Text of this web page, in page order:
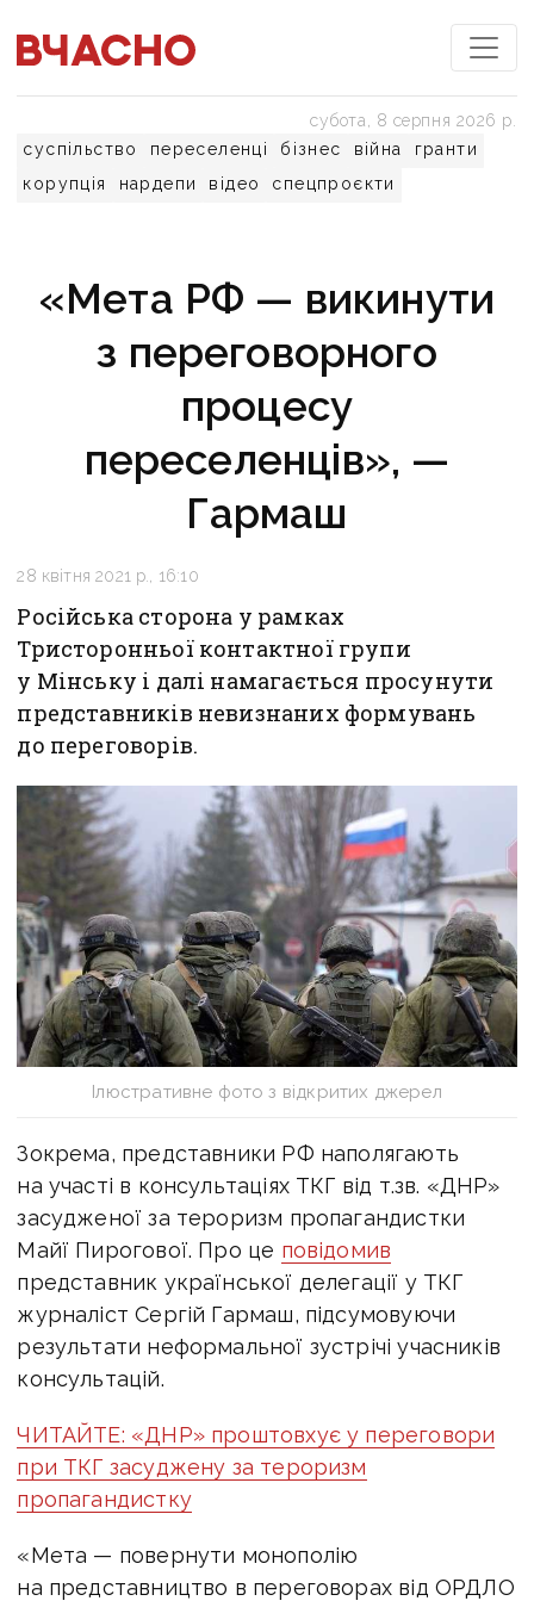
суспільство переселенці бізнес війна
гранти
корупція
нардепи відео спецпроєкти
субота, 8 серпня 2026 р.
«Мета РФ — викинути
з переговорного
процесу
переселенців», —
Гармаш
28 квітня 2021 р., 16:10
Російська сторона у рамках
Тристоронньої контактної групи
у Мінську і далі намагається просунути
представників невизнаних формувань
до переговорів.
Ілюстративне фото з відкритих джерел
Зокрема, представники РФ наполягають
на участі в консультаціях ТКГ від т.зв. «ДНР»
засудженої за тероризм пропагандистки
Майї Пирогової. Про це повідомив
представник української делегації у ТКГ
журналіст Сергій Гармаш, підсумовуючи
результати неформальної зустрічі учасників
консультацій.
ЧИТАЙТЕ: «ДНР» проштовхує у переговори
при ТКГ засуджену за тероризм
пропагандистку
«Мета — повернути монополію
на представництво в переговорах від ОРДЛО